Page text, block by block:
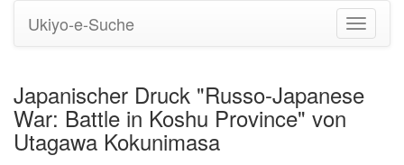
Ukiyo-e-Suche
Japanischer Druck "Russo-Japanese
War: Battle in Koshu Province" von
Utagawa Kokunimasa